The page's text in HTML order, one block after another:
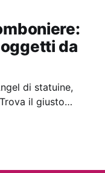
da
di statuine,
il giusto